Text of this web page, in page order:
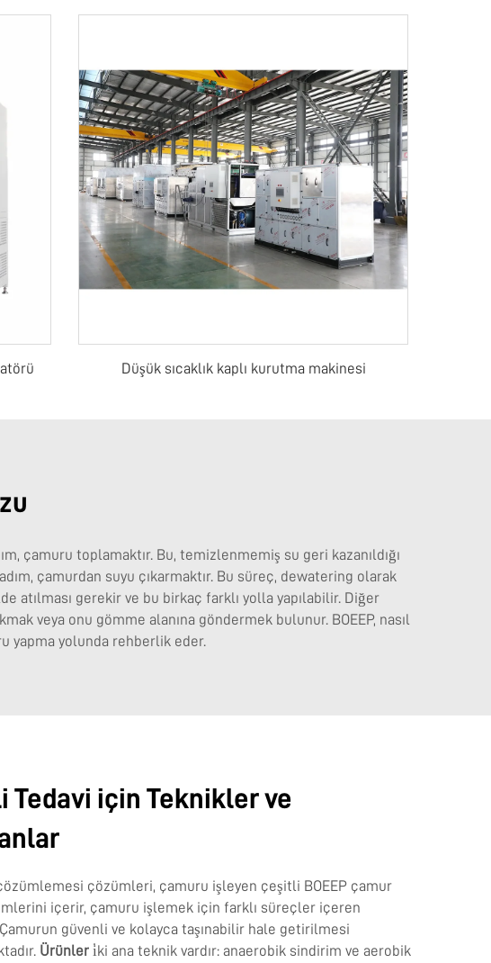
Düşük sıcaklık kaplı kurutma makinesi
çamuru toplamaktır. Bu, temizlenmemiş su geri kazanıldığı
çamurdan suyu çıkarmaktır. Bu süreç, dewatering olarak
atılması gerekir ve bu birkaç farklı yolla yapılabilir. Diğer
veya onu gömme alanına göndermek bulunur. BOEEP, nasıl
yapma yolunda rehberlik eder.
Tedavi için Teknikler ve
çözümleri, çamuru işleyen çeşitli BOEEP çamur
içerir, çamuru işlemek için farklı süreçler içeren
güvenli ve kolayca taşınabilir hale getirilmesi
Ürünler i̇ki ana teknik vardır: anaerobik sindirim ve aerobik